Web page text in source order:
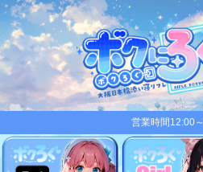
営業時間12:00